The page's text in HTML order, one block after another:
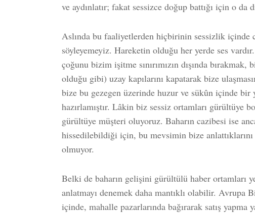
ve aydınlatır; fakat sessizce doğup battığı için o
Aslında bu faaliyetlerden hiçbirinin sessizlik içinde
söyleyemeyiz. Hareketin olduğu her yerde ses
çoğunu bizim işitme sınırımızın dışında bırakmak,
olduğu gibi) uzay kapılarını kapatarak bize
bize bu gezegen üzerinde huzur ve sükûn içinde bir
hazırlamıştır. Lâkin biz sessiz ortamları gürültüye
gürültüye müşteri oluyoruz. Baharın cazibesi ise
hissedilebildiği için, bu mevsimin bize
olmuyor.
Belki de baharın gelişini gürültülü haber ortamları
anlatmayı denemek daha mantıklı olabilir. Avrupa
içinde, mahalle pazarlarında bağırarak satış yapma